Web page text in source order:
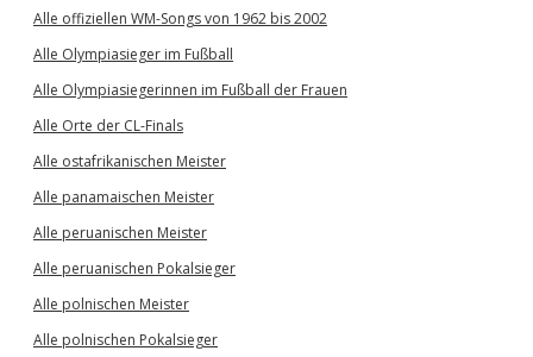
Alle offiziellen WM-Songs von 1962 bis 2002
Alle Olympiasieger im Fußball
Alle Olympiasiegerinnen im Fußball der Frauen
Alle Orte der CL-Finals
Alle ostafrikanischen Meister
Alle panamaischen Meister
Alle peruanischen Meister
Alle peruanischen Pokalsieger
Alle polnischen Meister
Alle polnischen Pokalsieger